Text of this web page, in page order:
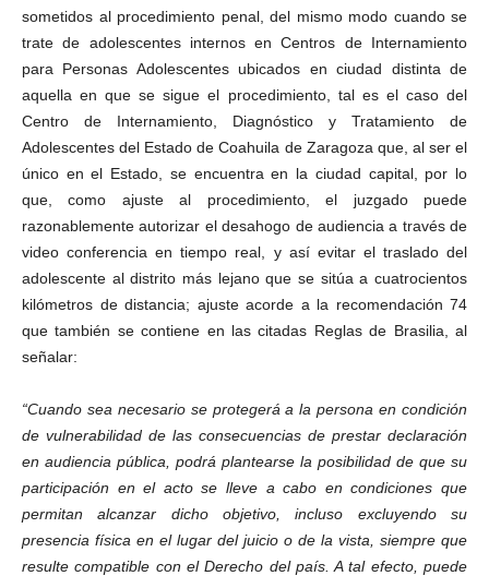
sometidos al procedimiento penal, del mismo modo cuando se
trate de adolescentes internos en Centros de Internamiento
para Personas Adolescentes ubicados en ciudad distinta de
aquella en que se sigue el procedimiento, tal es el caso del
Centro de Internamiento, Diagnóstico y Tratamiento de
Adolescentes del Estado de Coahuila de Zaragoza que, al ser el
único en el Estado, se encuentra en la ciudad capital, por lo
que, como ajuste al procedimiento, el juzgado puede
razonablemente autorizar el desahogo de audiencia a través de
video conferencia en tiempo real, y así evitar el traslado del
adolescente al distrito más lejano que se sitúa a cuatrocientos
kilómetros de distancia; ajuste acorde a la recomendación 74
que también se contiene en las citadas Reglas de Brasilia, al
señalar:
“Cuando sea necesario se protegerá a la persona en condición
de vulnerabilidad de las consecuencias de prestar declaración
en audiencia pública, podrá plantearse la posibilidad de que su
participación en el acto se lleve a cabo en condiciones que
permitan alcanzar dicho objetivo, incluso excluyendo su
presencia física en el lugar del juicio o de la vista, siempre que
resulte compatible con el Derecho del país. A tal efecto, puede